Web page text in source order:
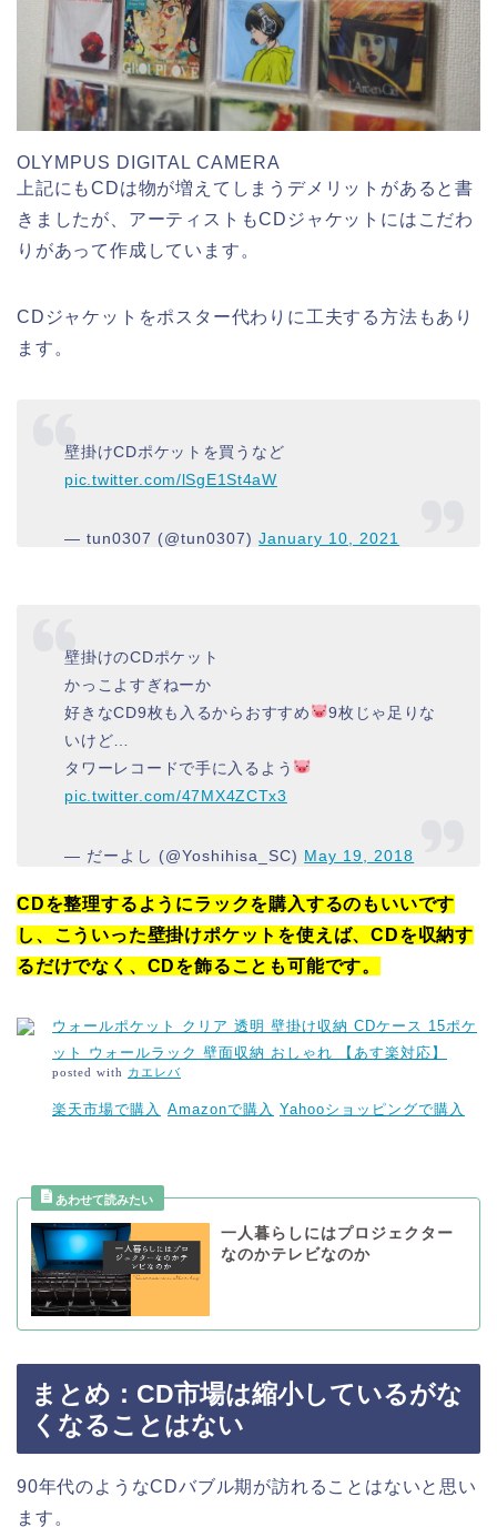
OLYMPUS DIGITAL CAMERA
上記にもCDは物が増えてしまうデメリットがあると書
きましたが、アーティストもCDジャケットにはこだわ
りがあって作成しています。
CDジャケットをポスター代わりに工夫する方法もあり
ます。
壁掛けCDポケットを買うなど
pic.twitter.com/lSgE1St4aW
— tun0307 (@tun0307)January 10, 2021
壁掛けのCDポケット
かっこよすぎねーか
好きなCD9枚も入るからおすすめ
9枚じゃ足りな
いけど…
タワーレコードで手に入るよう
pic.twitter.com/47MX4ZCTx3
— だーよし (@Yoshihisa_SC) May 19, 2018
CDを整理するようにラックを購入するのもいいです
し、こういった壁掛けポケットを使えば、CDを収納す
るだけでなく、CDを飾ることも可能です。
ウォールポケット クリア 透明 壁掛け収納 CDケース 15ポケ
ット ウォールラック 壁面収納 おしゃれ 【あす楽対応】
posted with カエレバ
楽天市場で購入 Amazonで購入 Yahooショッピングで購入
一人暮らしにはプロジェクター
なのかテレビなのか
まとめ：CD市場は縮小しているがな
くなることはない
90年代のようなCDバブル期が訪れることはないと思い
ます。